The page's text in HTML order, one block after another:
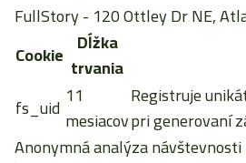
FullStory- 120 Ottley Dr NE,
Cookie Dĺžka
trvania
fs_uid 11
mesiacov
Registruje
pri generovaní
Anonymná analýza návštevnosti